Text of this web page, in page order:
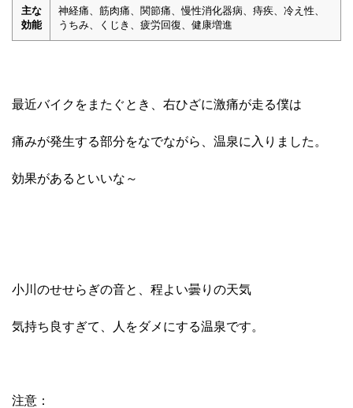
主な
効能
神経痛、筋肉痛、関節痛、慢性消化器病、痔疾、冷え性、
うちみ、くじき、疲労回復、健康増進
最近バイクをまたぐとき、右ひざに激痛が走る僕は
痛みが発生する部分をなでながら、温泉に入りました。
効果があるといいな～
小川のせせらぎの音と、程よい曇りの天気
気持ち良すぎて、人をダメにする温泉です。
注意：